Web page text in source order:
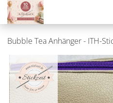
Bubble Tea Anhänger - ITH-